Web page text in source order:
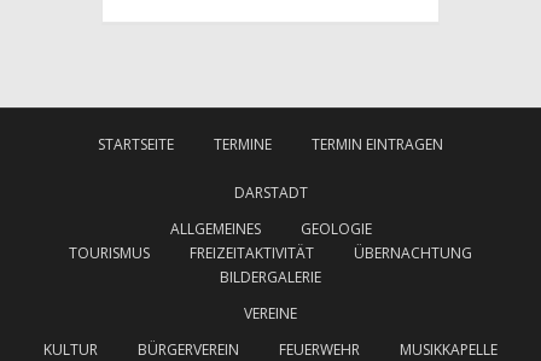
STARTSEITE TERMINE TERMIN EINTRAGEN
DARSTADT
ALLGEMEINES
GEOLOGIE
TOURISMUS
FREIZEITAKTIVITÄT
ÜBERNACHTUNG
BILDERGALERIE
VEREINE
KULTUR
BÜRGERVEREIN FEUERWEHR
MUSIKKAPELLE